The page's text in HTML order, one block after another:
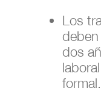
Los
dos
formal.